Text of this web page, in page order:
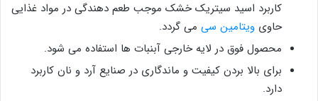
کاربرد اسید سیتریک خشک موجب طعم دهندگی در مواد غذایی
حاوی ویتامین سی می گردد.
محصول فوق در لایه خارجی آبنبات ‌ها استفاده می شود.
برای بالا بردن کیفیت و ماندگاری در صنایع آرد و نان کاربرد
دارد.